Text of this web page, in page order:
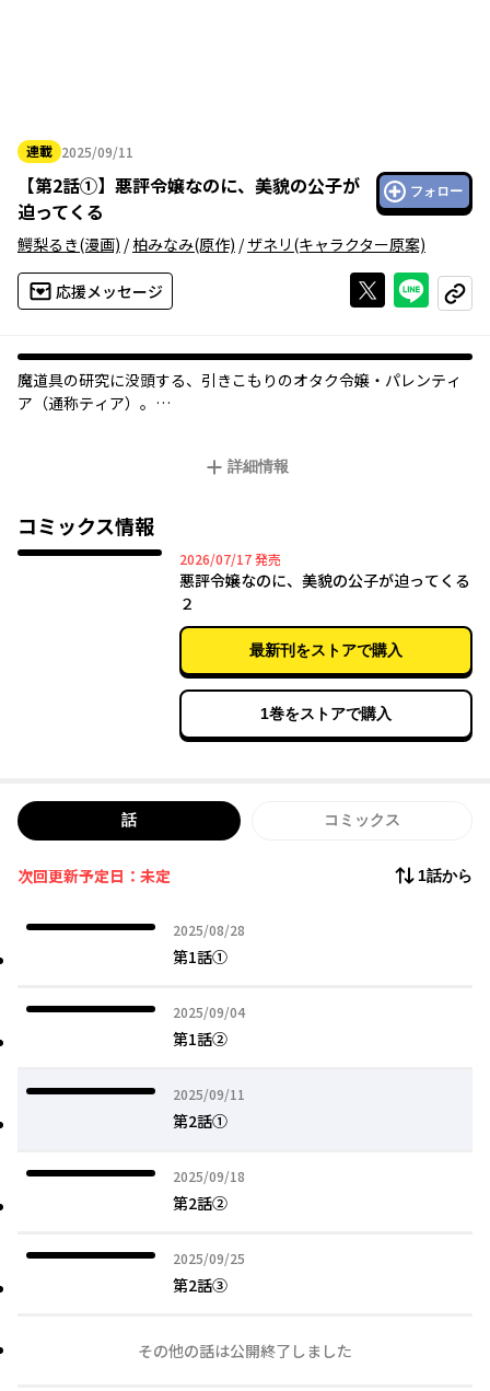
連載 2025/09/11
2025年09月11日
【第2話①】 悪評令嬢なのに、美貌の公子が
迫ってくる
フォロー
鰐梨るき(漫画) /柏みなみ(原作) /ザネリ (キャラクター原案)
応援メッセージ Xで投稿する
ライン
コピー
魔道具の研究に没頭する、引きこもりのオタク令嬢・パレンティ
ア（通称ティア）。
ことを決心し、「彼に嫌われよう」と奮闘とするが――！？
空回りの「悪評」令嬢と、策士な完璧公子の甘すぎる攻防戦♡
大本命のラブコメ・ファンタジー！
詳細情報
コミックス情報
2026/07/172026年07月17日
発売
悪評令嬢なのに、美貌の公子が迫ってくる
２
最新刊をストアで購入
1巻をストアで購入
話 コミックス
次回更新予定日：未定 1話から
2025/08/28
2025年08月28日
第1話①
2025/09/04
2025年09月04日
第1話②
2025/09/11
2025年09月11日
第2話①
2025/09/18
2025年09月18日
第2話②
2025/09/25
2025年09月25日
第2話③
その他の話は公開終了しました